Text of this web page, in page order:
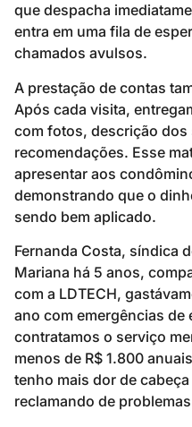
que despacha
entra em uma fila de
chamados avulsos.
A prestação de contas
Após cada visita,
com fotos, descrição
recomendações. Esse
apresentar aos
demonstrando que o
sendo bem aplicado.
Fernanda Costa, síndica
Mariana há 5 anos,
com a LDTECH,
ano com emergências
contratamos o serviço
menos de R$ 1.800
tenho mais dor de
reclamando de